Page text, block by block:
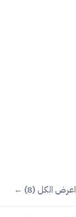
اعرض الكل (8) ←